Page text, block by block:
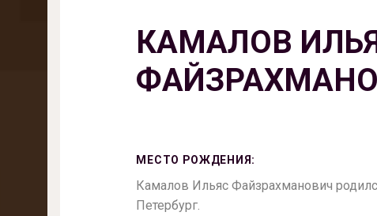
КАМАЛОВ
МЕСТО РОЖДЕНИЯ:
Камалов Ильяс Файзрахманович
Петербург.